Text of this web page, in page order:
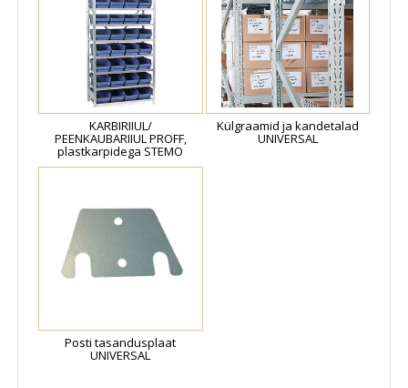
KARBIRIIUL/
PEENKAUBARIIUL PROFF,
plastkarpidega STEMO
Külgraamid ja kandetalad
UNIVERSAL
Posti tasandusplaat
UNIVERSAL